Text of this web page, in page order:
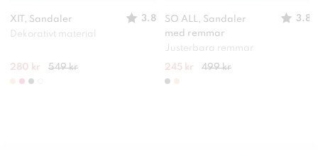
XIT, Sandaler
3.8
Dekorativt material
280 kr 549 kr
SO ALL, Sandaler
med remmar
3.8
Justerbara remmar
245 kr 499 kr